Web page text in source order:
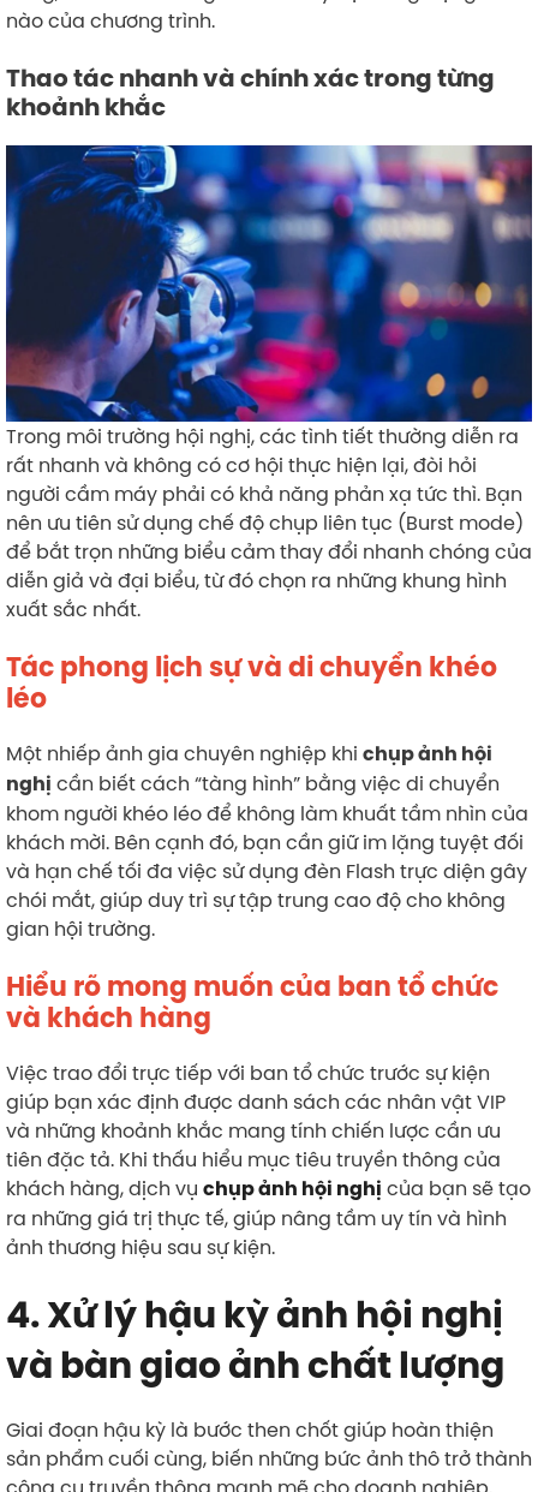
nào của chương trình.
Thao tác nhanh và chính xác trong từng
khoảnh khắc
Trong môi trường hội nghị, các tình tiết thường diễn ra
rất nhanh và không có cơ hội thực hiện lại, đòi hỏi
người cầm máy phải có khả năng phản xạ tức thì. Bạn
nên ưu tiên sử dụng chế độ chụp liên tục (Burst mode)
để bắt trọn những biểu cảm thay đổi nhanh chóng của
diễn giả và đại biểu, từ đó chọn ra những khung hình
xuất sắc nhất.
Tác phong lịch sự và di chuyển khéo
léo
Một nhiếp ảnh gia chuyên nghiệp khi chụp ảnh hội
nghị cần biết cách “tàng hình” bằng việc di chuyển
khom người khéo léo để không làm khuất tầm nhìn của
khách mời. Bên cạnh đó, bạn cần giữ im lặng tuyệt đối
và hạn chế tối đa việc sử dụng đèn Flash trực diện gây
chói mắt, giúp duy trì sự tập trung cao độ cho không
gian hội trường.
Hiểu rõ mong muốn của ban tổ chức
và khách hàng
Việc trao đổi trực tiếp với ban tổ chức trước sự kiện
giúp bạn xác định được danh sách các nhân vật VIP
và những khoảnh khắc mang tính chiến lược cần ưu
tiên đặc tả. Khi thấu hiểu mục tiêu truyền thông của
khách hàng, dịch vụ chụp ảnh hội nghị của bạn sẽ tạo
ra những giá trị thực tế, giúp nâng tầm uy tín và hình
ảnh thương hiệu sau sự kiện.
4. Xử lý hậu kỳ ảnh hội nghị
và bàn giao ảnh chất lượng
Giai đoạn hậu kỳ là bước then chốt giúp hoàn thiện
sản phẩm cuối cùng, biến những bức ảnh thô trở thành